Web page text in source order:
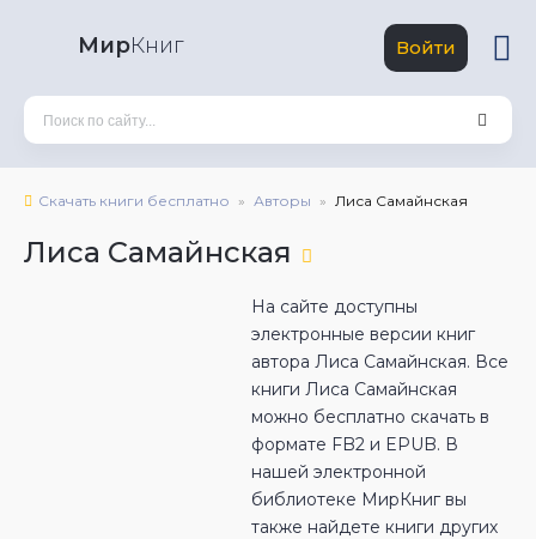
МирКниг Войти
Скачать книги бесплатно Авторы Лиса Самайнская
Лиса Самайнская
На сайте доступны
электронные версии книг
автора Лиса Самайнская. Все
книги Лиса Самайнская
можно бесплатно скачать в
формате FB2 и EPUB. В
нашей электронной
библиотеке МирКниг вы
также найдете книги других